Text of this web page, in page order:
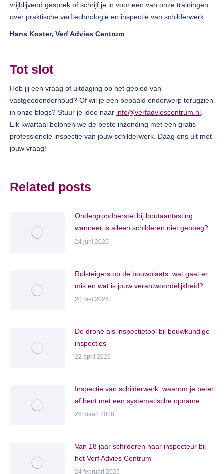
vrijblijvend gesprek of schrijf je in voor een van onze trainingen
over praktische verftechnologie en inspectie van schilderwerk.
Hans Koster, Verf Advies Centrum
Tot slot
Heb jij een vraag of uitdaging op het gebied van
vastgoedonderhoud? Of wil je een bepaald onderwerp terugzien
in onze blogs? Stuur je idee naar info@verfadviescentrum.nl
Elk kwartaal belonen we de beste inzending met een gratis
professionele inspectie van jouw schilderwerk. Daag ons uit met
jouw vraag!
Related posts
Ondergrondherstel bij houtaantasting:
wanneer is alleen schilderen niet genoeg?
24 juni 2026
Rolsteigers op de bouwplaats: wat gaat er
mis en wat is jouw verantwoordelijkheid?
20 mei 2026
De drone als inspectietool bij bouwkundige
inspecties
22 april 2026
Inspectie van schilderwerk: waarom je beter
af bent met een systematische opname
26 maart 2026
Van 18 jaar schilderen naar inspecteur bij
het Verf Advies Centrum
24 februari 2026